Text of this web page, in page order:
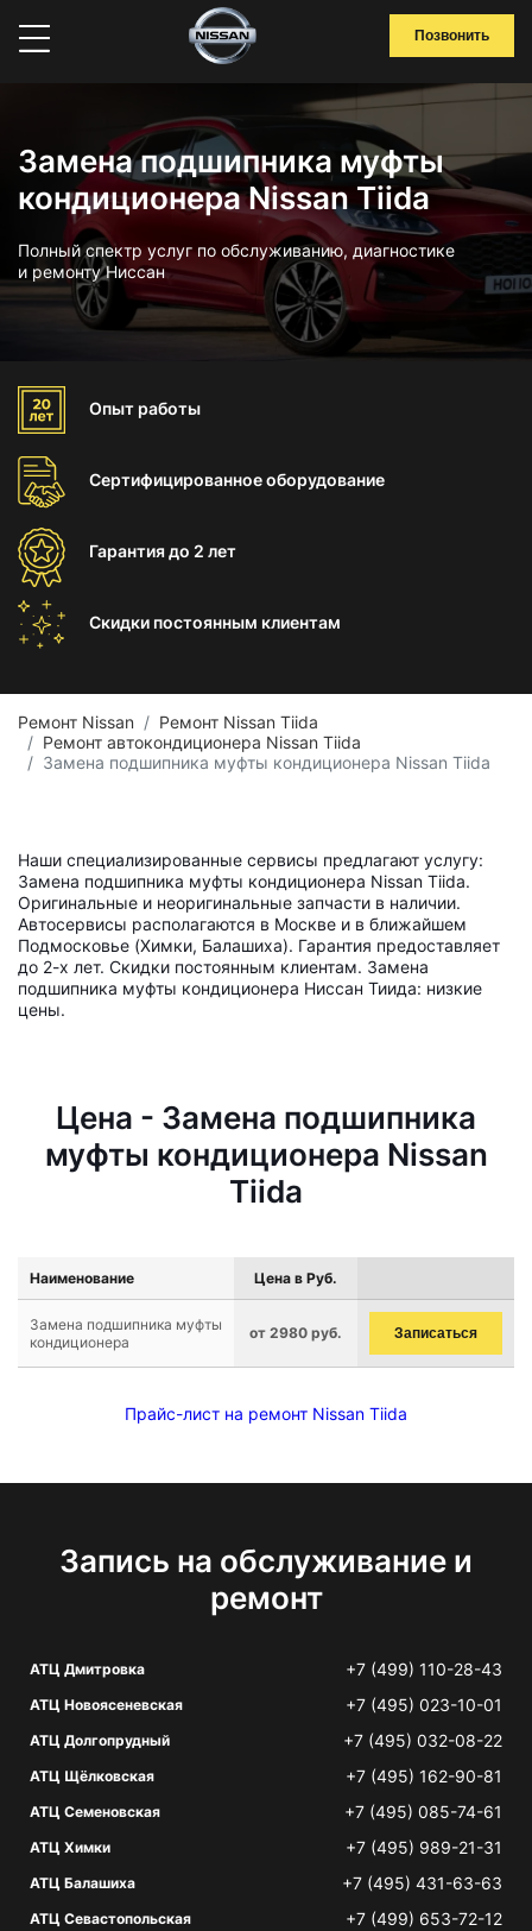
Позвонить
Замена подшипника муфты
кондиционера Nissan Tiida
Полный спектр услуг по обслуживанию, диагностике
и ремонту Ниссан
Опыт работы
Сертифицированноеоборудование
Гарантиядо 2 лет
Скидки постоянным клиентам
Ремонт Nissan
Ремонт Nissan Tiida
Ремонт автокондиционера Nissan Tiida
Замена подшипника муфты кондиционера Nissan Tiida
Наши специализированные сервисы предлагают услугу:
Замена подшипника муфты кондиционера Nissan Tiida.
Оригинальные и неоригинальные запчасти в наличии.
Автосервисы располагаются в Москве и в ближайшем
Подмосковье (Химки, Балашиха). Гарантия предоставляет
до 2-х лет. Скидки постоянным клиентам. Замена
подшипника муфты кондиционера Ниссан Тиида: низкие
цены.
Цена - Замена подшипника
муфты кондиционера Nissan
Tiida
Наименование Цена в Руб.
Замена подшипника муфты
кондиционера
от 2980 руб. Записаться
Прайс-лист на ремонт Nissan Tiida
Запись на обслуживание и
ремонт
АТЦ Дмитровка +7 (499) 110-28-43
АТЦ Новоясеневская +7 (495) 023-10-01
АТЦ Долгопрудный +7 (495) 032-08-22
АТЦ Щёлковская +7 (495) 162-90-81
АТЦ Семеновская +7 (495) 085-74-61
АТЦ Химки +7 (495) 989-21-31
АТЦ Балашиха +7 (495) 431-63-63
АТЦ Севастопольская +7 (499) 653-72-12